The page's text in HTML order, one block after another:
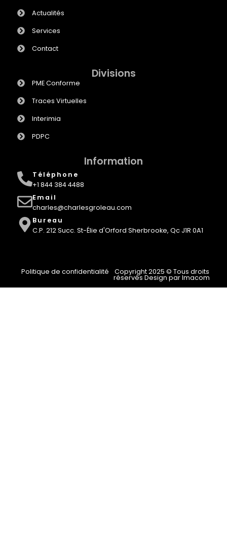
Actualités
Services
Contact
Divisions
PME Conforme
Traces Virtuelles
Interimia
PDPC
Information
Téléphone
+1 844 384 4488
Email
charles@charlesgroleau.com
Bureau
C.P. 212 Succ. St-Élie d'Orford Sherbrooke, Qc J1R 0A1
Politique de confidentialité Copyright 2025 © Tous droits
réservés Design par Imacom